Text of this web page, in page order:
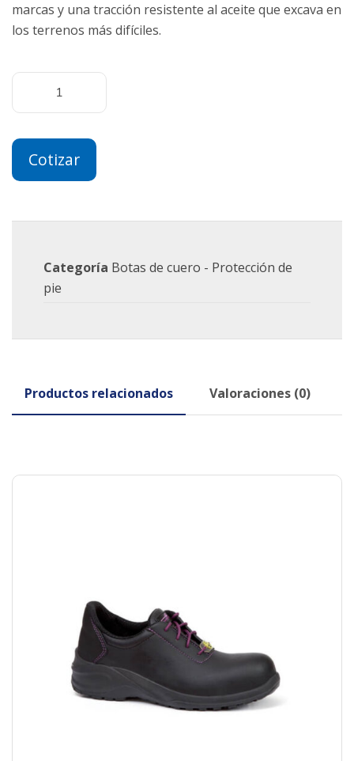
marcas y una tracción resistente al aceite que excava en
los terrenos más difíciles.
Cotizar
Categoría Botas de cuero - Protección de
pie
Productos relacionados Valoraciones (0)